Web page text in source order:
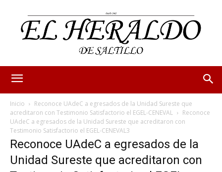
Inicio
Reconoce UAdeC a egresados de la Unidad Sureste que
acreditaron con Testimonio Satisfactorio el EGEL-CENEVAL
Reconoce
UAdeC a egresados de la Unidad Sureste que acreditaron con
Testimonio Satisfactorio el EGEL-CENEVAL3
Reconoce UAdeC a egresados de la
Unidad Sureste que acreditaron con